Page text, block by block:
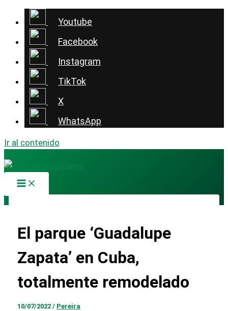
Youtube
Facebook
Instagram
TikTok
X
WhatsApp
Ir al contenido
El parque ‘Guadalupe
Zapata’ en Cuba,
totalmente remodelado
10/07/2022/ Pereira